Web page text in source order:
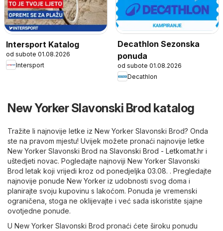
Intersport Katalog
od subote 01.08.2026
Intersport
Decathlon Sezonska
ponuda
od subote 01.08.2026
Decathlon
New Yorker Slavonski Brod katalog
Tražite li najnovije letke iz New Yorker Slavonski Brod? Onda
ste na pravom mjestu! Uvijek možete pronaći najnovije letke
New Yorker Slavonski Brod na Slavonski Brod - Letkomat.hr i
uštedjeti novac. Pogledajte najnoviji New Yorker Slavonski
Brod letak koji vrijedi kroz od ponedjeljka 03.08. . Pregledajte
najnovije ponude New Yorker iz udobnosti svog doma i
planirajte svoju kupovinu s lakoćom. Ponuda je vremenski
ograničena, stoga ne oklijevajte i već sada iskoristite sjajne
ovotjedne ponude.
U New Yorker Slavonski Brod pronaći ćete široku ponudu